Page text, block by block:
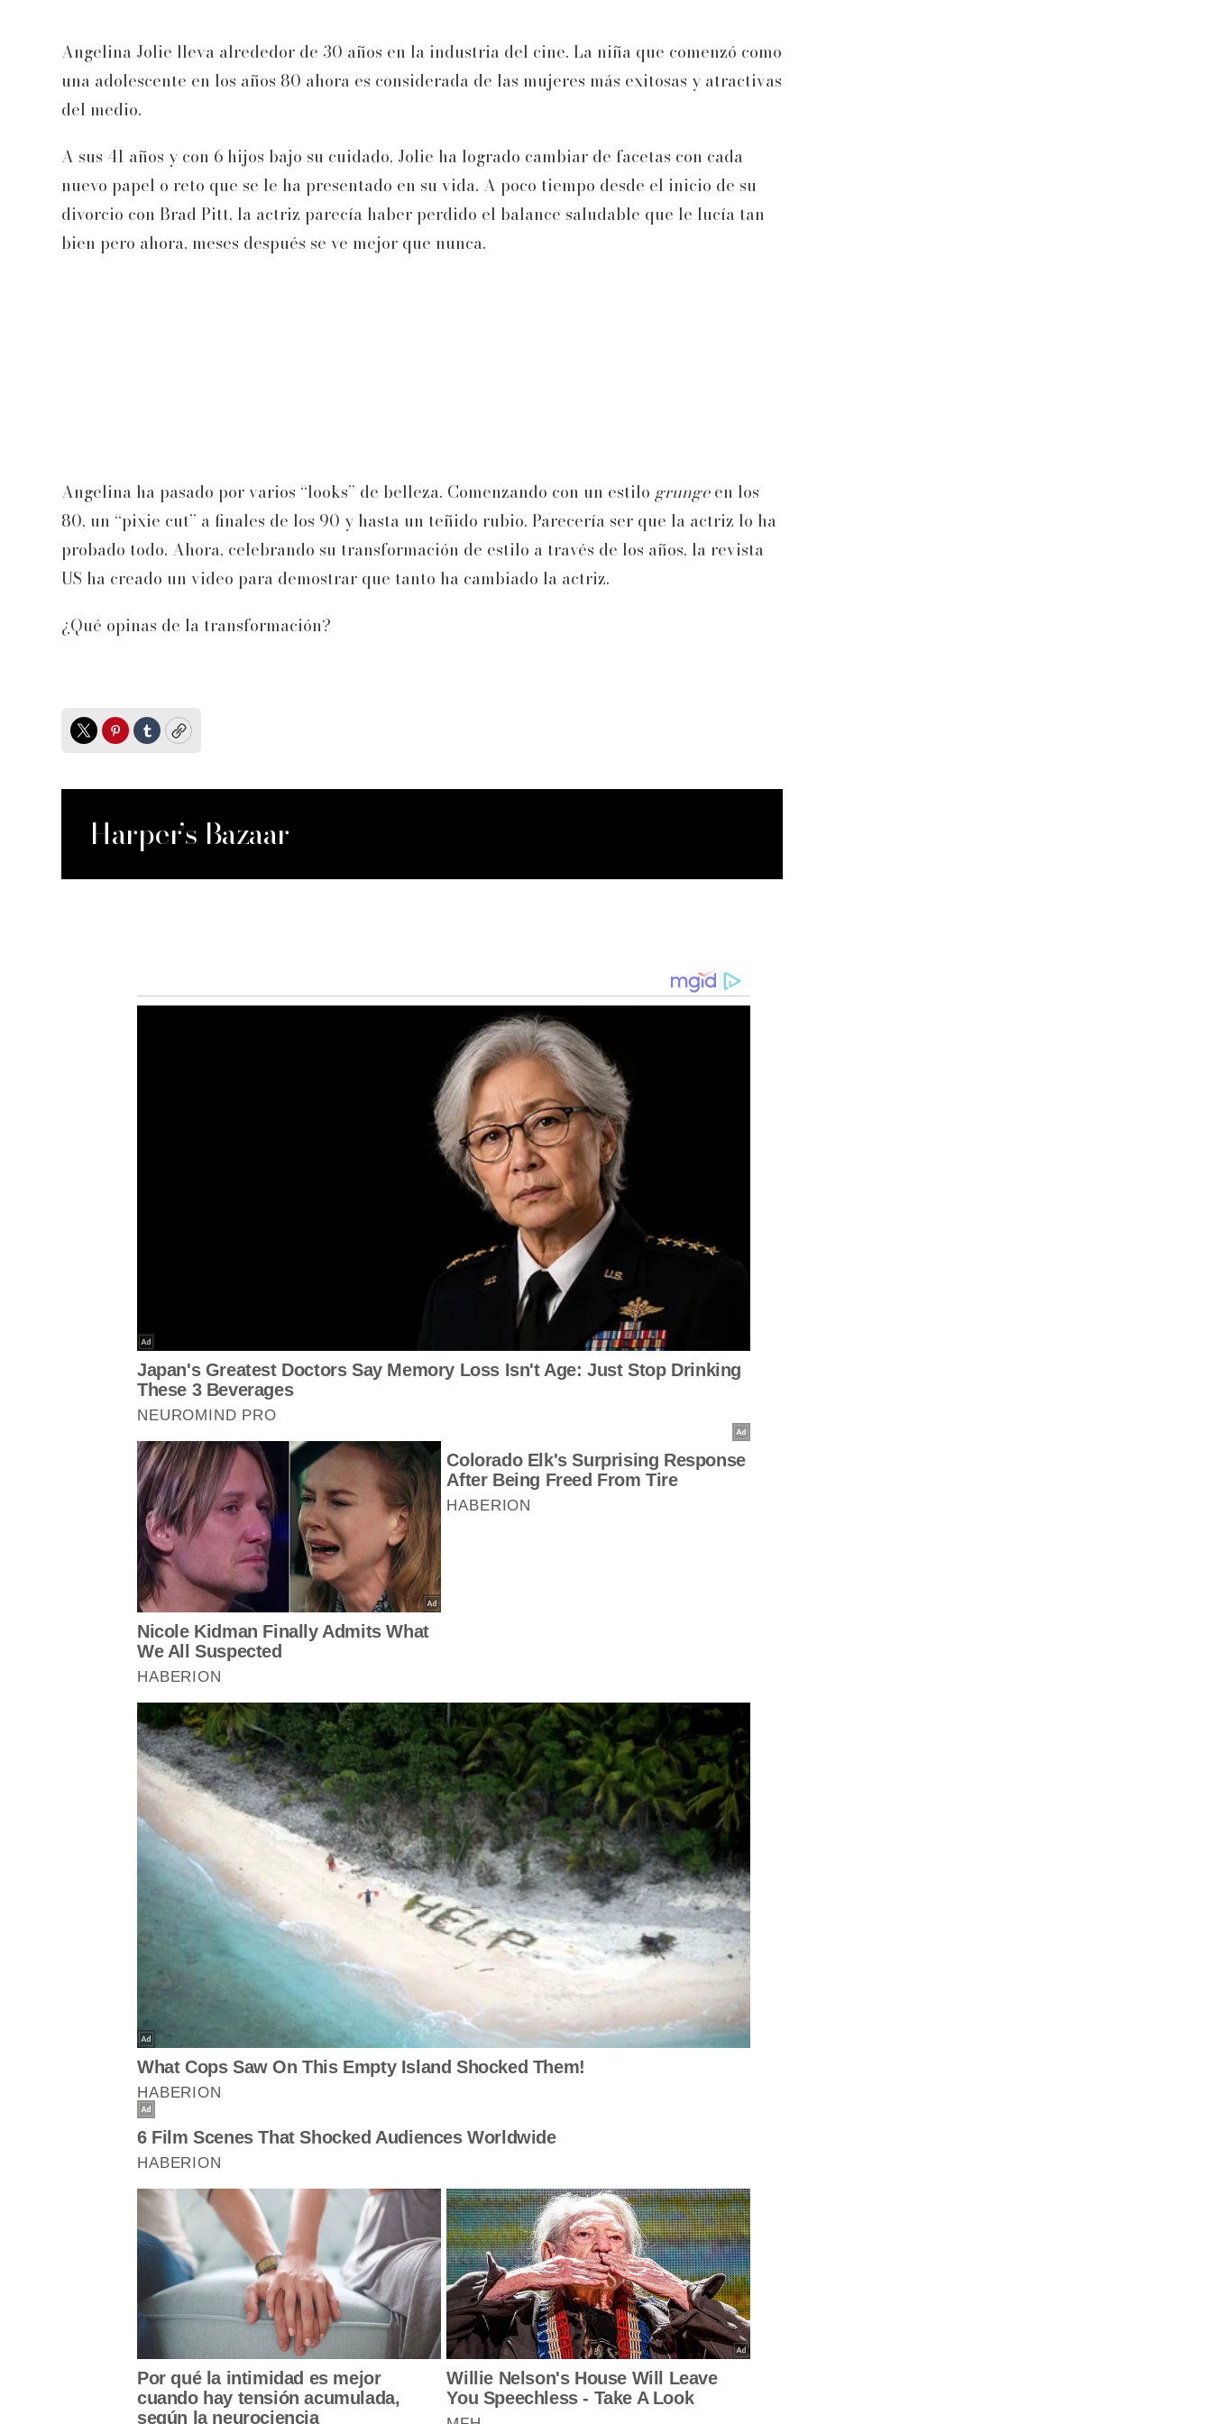
Angelina Jolie lleva alrededor de 30 años en la industria del cine. La niña que comenzó como
una adolescente en los años 80 ahora es considerada de las mujeres más exitosas y atractivas
del medio.
A sus 41 años y con 6 hijos bajo su cuidado, Jolie ha logrado cambiar de facetas con cada
nuevo papel o reto que se le ha presentado en su vida. A poco tiempo desde el inicio de su
divorcio con Brad Pitt, la actriz parecía haber perdido el balance saludable que le lucía tan
bien pero ahora, meses después se ve mejor que nunca.
Angelina ha pasado por varios “looks” de belleza. Comenzando con un estilo grungeen los
80, un “pixie cut” a finales de los 90 y hasta un teñido rubio. Parecería ser que la actriz lo ha
probado todo. Ahora, celebrando su transformación de estilo a través de los años, la revista
US ha creado un video para demostrar que tanto ha cambiado la actriz.
¿Qué opinas de la transformación?
TwitterPinterest
TumblrCopy
Harper’s Bazaar